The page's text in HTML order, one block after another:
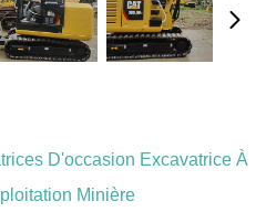
D'occasion Excavatrice À
Minière